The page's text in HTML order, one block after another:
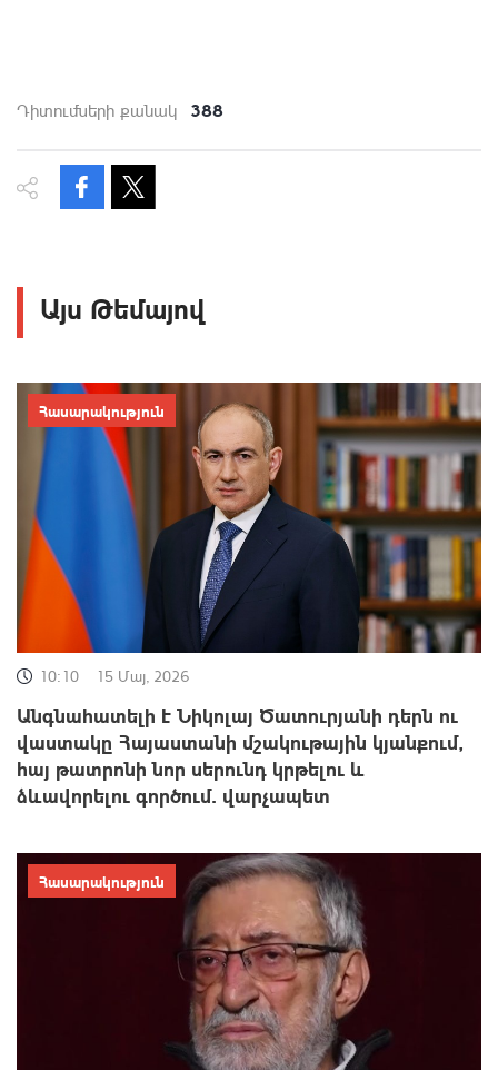
Դիտումների քանակ 388
Այս Թեմայով
10:10 15 Մայ, 2026
Անգնահատելի է Նիկոլայ Ծատուրյանի դերն ու
վաստակը Հայաստանի մշակութային կյանքում,
հայ թատրոնի նոր սերունդ կրթելու և
ձևավորելու գործում․ վարչապետ
Հասարակություն
Հասարակություն